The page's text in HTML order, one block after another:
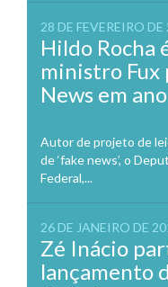
28 DE FEVEREIRO DE
Hildo Rocha
ministro Fux
News em
Autor de projeto de
de ‘fake news’, o
Federal,...
26 DE JANEIRO DE
Zé Inácio
lançamento